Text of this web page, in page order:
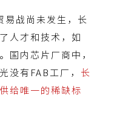
易战尚未发生，长
人才和技术，如
国内芯片厂商中，
没有FAB工厂， 长
给唯一的稀缺标